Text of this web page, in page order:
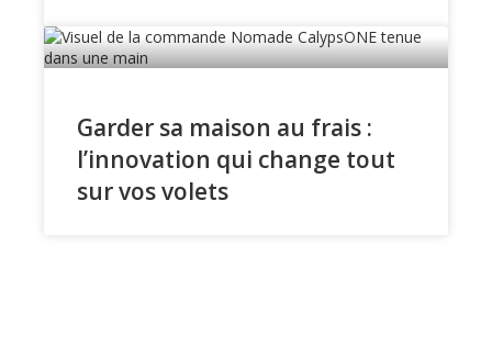
Garder sa maison au frais :
l’innovation qui change tout
sur vos volets